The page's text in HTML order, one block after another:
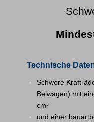
Technische
Schwere
Beiwagen) mit
cm³
und einer